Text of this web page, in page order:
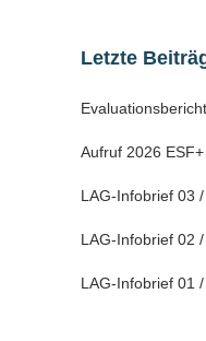
Letzte
Aufruf 2026 ESF+
LAG-Infobrief 03
LAG-Infobrief 02
LAG-Infobrief 01